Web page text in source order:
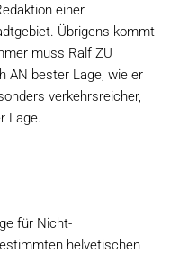
einer
Übrigens kommt
muss Ralf ZU
AN bester Lage, wie er
verkehrsreicher,
Lage.
für Nicht-
helvetischen